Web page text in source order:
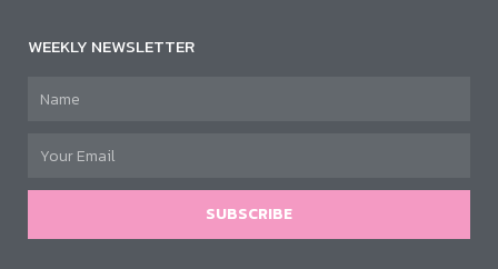
WEEKLY NEWSLETTER
SUBSCRIBE